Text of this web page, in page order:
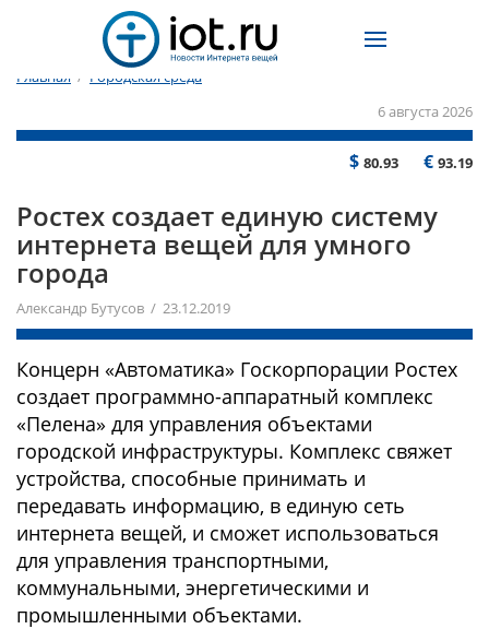
Главная / Городская среда
6 августа 2026
$ 80.93 € 93.19
Ростех создает единую систему
интернета вещей для умного
города
Александр Бутусов / 23.12.2019
Концерн «Автоматика» Госкорпорации Ростех
создает программно-аппаратный комплекс
«Пелена» для управления объектами
городской инфраструктуры. Комплекс свяжет
устройства, способные принимать и
передавать информацию, в единую сеть
интернета вещей, и сможет использоваться
для управления транспортными,
коммунальными, энергетическими и
промышленными объектами.